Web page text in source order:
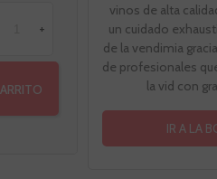
vinos de alta
un cuidado
de la vendimia
de profesionales
la vid con
IR A LA
+